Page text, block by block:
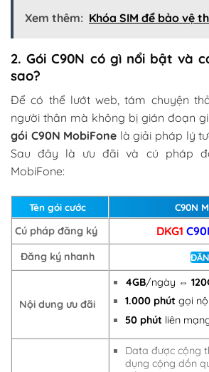
Xem thêm: Khóa SIM để bảo vệ
2. Gói C90N có gì nổi bật và
sao?
Để có thể lướt web, tám chuyện
người thân mà không bị gián đoạn
gói C90N MobiFone là giải pháp lý
Sau đây là ưu đãi và cú pháp
MobiFone:
Tên gói cước C90N
Cú pháp đăng ký DKG1
Đăng ký nhanh
Nội dung ưu đãi
4GB/ngày ⇔
1.000 phútgọi
50 phútliên
Data được cộng
dụng cộng dồn